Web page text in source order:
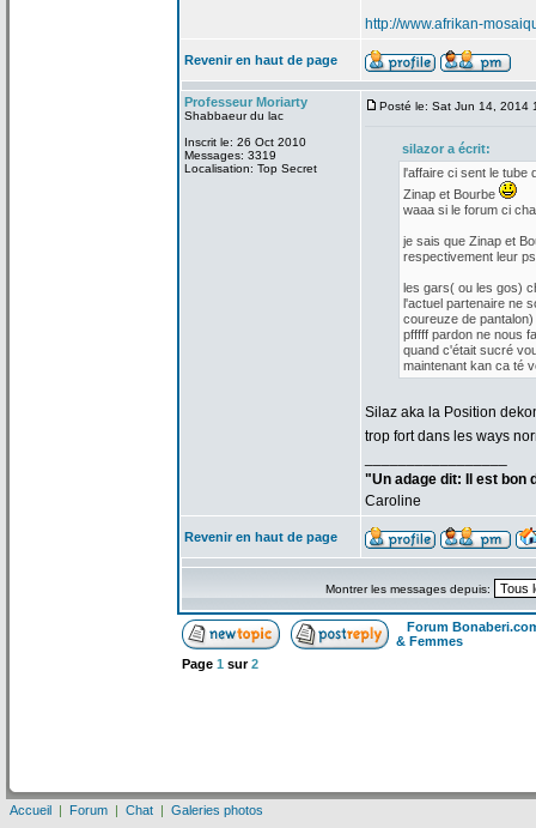
http://www.afrikan-
Revenir en haut de page
Professeur Moriarty
Shabbaeur du lac
Inscrit le: 26 Oct 2010
Messages: 3319
Localisation: Top Secret
Posté le: Sat Jun 14, 2014
silazor a écrit:
l'affaire ci sent le tube
Zinap et Bourbe
waaa si le forum ci
je sais que Zinap et
respectivement leur
les gars( ou les gos)
l'actuel partenaire ne
coureuze de
pfffff pardon ne nous
quand c'était sucré
maintenant kan ca té
Silaz aka la Position
trop fort dans les ways
"Un adage dit: Il est bon
Caroline
Revenir en haut de page
Montrer les messages depuis:
Forum
& Femmes
Page 1 sur2
Accueil | Forum | Chat | Galeries photos